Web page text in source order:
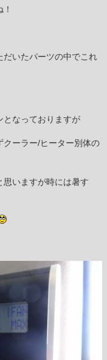
だいたパーツの中でこれ
となっておりますが
クーラー/ヒーター別体の
思いますが時には暑す